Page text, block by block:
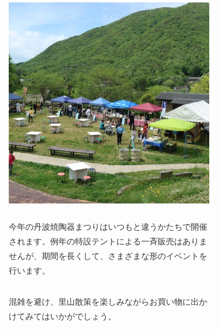
今年の丹波焼陶器まつりはいつもと違うかたちで開催
されます。例年の特設テントによる一斉販売はありま
せんが、期間を長くして、さまざまな形のイベントを
行います。
混雑を避け、里山散策を楽しみながらお買い物に出か
けてみてはいかがでしょう。